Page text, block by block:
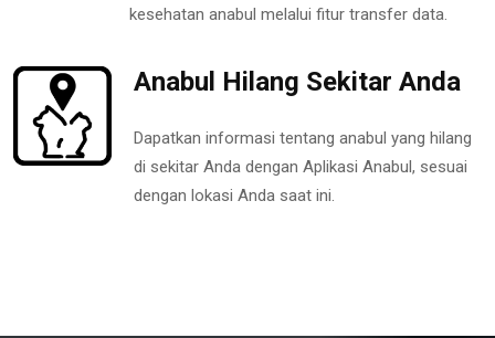
kesehatan anabul melalui fitur transfer data.
Anabul Hilang Sekitar Anda
Dapatkan informasi tentang anabul yang hilang
di sekitar Anda dengan Aplikasi Anabul, sesuai
dengan lokasi Anda saat ini.